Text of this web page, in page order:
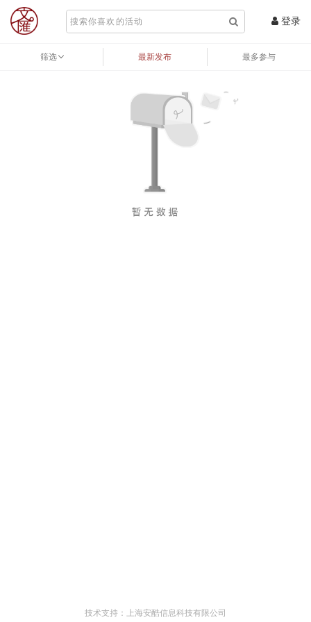
登录
筛选 最新发布 最多参与
技术支持：上海安酷信息科技有限公司